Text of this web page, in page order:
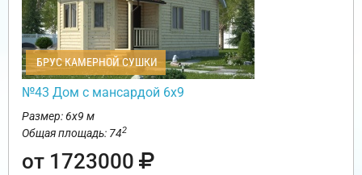
БРУС КАМЕРНОЙ СУШКИ
№43 Дом с мансардой 6х9
Размер: 6х9 м
Общая площадь: 742
от 1723000